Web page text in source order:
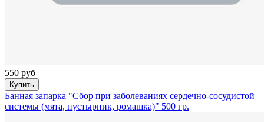
550 руб
Купить
Банная запарка "Сбор при заболеваниях сердечно-сосудистой
системы (мята, пустырник, ромашка)" 500 гр.